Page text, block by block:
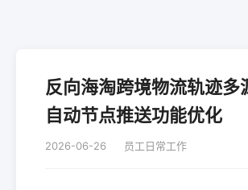
反向海淘跨境物流轨迹多
自动节点推送功能优化
2026-06-26 员工日常工作